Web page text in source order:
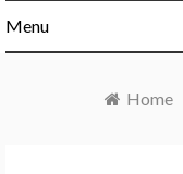
Menu
Home